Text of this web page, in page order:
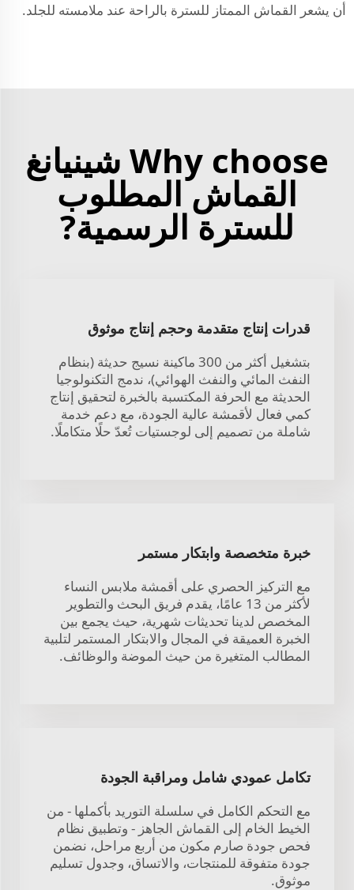
أن يشعر القماش الممتاز للسترة بالراحة عند ملامسته للجلد.
Why choose شينيانغ
القماش المطلوب
للسترة الرسمية?
قدرات إنتاج متقدمة وحجم إنتاج موثوق
بتشغيل أكثر من 300 ماكينة نسيج حديثة (بنظام
النفث المائي والنفث الهوائي)، ندمج التكنولوجيا
الحديثة مع الحرفة المكتسبة بالخبرة لتحقيق إنتاج
كمي فعال لأقمشة عالية الجودة، مع دعم خدمة
شاملة من تصميم إلى لوجستيات تُعدّ حلًا متكاملًا.
خبرة متخصصة وابتكار مستمر
مع التركيز الحصري على أقمشة ملابس النساء
لأكثر من 13 عامًا، يقدم فريق البحث والتطوير
المخصص لدينا تحديثات شهرية، حيث يجمع بين
الخبرة العميقة في المجال والابتكار المستمر لتلبية
المطالب المتغيرة من حيث الموضة والوظائف.
تكامل عمودي شامل ومراقبة الجودة
مع التحكم الكامل في سلسلة التوريد بأكملها - من
الخيط الخام إلى القماش الجاهز - وتطبيق نظام
فحص جودة صارم مكون من أربع مراحل، نضمن
جودة متفوقة للمنتجات، والاتساق، وجدول تسليم
موثوق.